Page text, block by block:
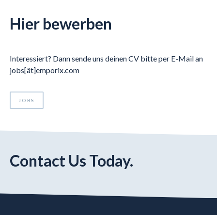
Hier bewerben
Interessiert? Dann sende uns deinen CV bitte per E-Mail an
jobs[ät]emporix.com
JOBS
Contact Us Today.